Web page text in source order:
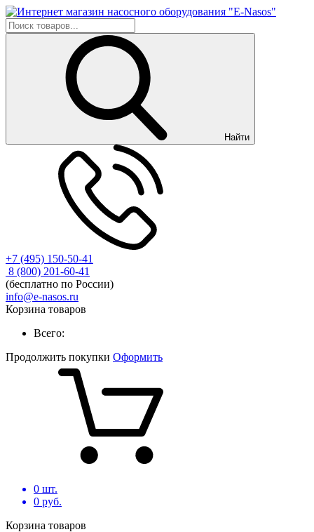
Найти
+7 (495) 150-50-41
8 (800) 201-60-41
(бесплатно по России)
info@e-nasos.ru
Корзина товаров
Всего:
Продолжить покупки Оформить
0 шт.
0 руб.
Корзина товаров